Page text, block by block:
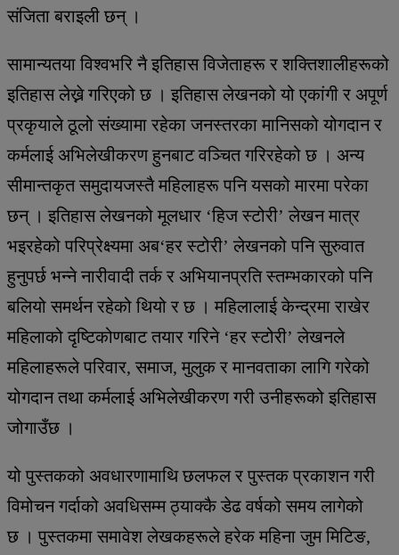
संजिता बराइली छन् ।
सामान्यतया विश्वभरि नै इतिहास विजेताहरू र शक्तिशालीहरूको
इतिहास लेख्ने गरिएको छ । इतिहास लेखनको यो एकांगी र अपूर्ण
प्रकृयाले ठूलो संख्यामा रहेका जनस्तरका मानिसको योगदान र
कर्मलाई अभिलेखीकरण हुनबाट वञ्चित गरिरहेको छ । अन्य
सीमान्तकृत समुदायजस्तै महिलाहरू पनि यसको मारमा परेका
छन् । इतिहास लेखनको मूलधार ‘हिज स्टोरी’ लेखन मात्र
भइरहेको परिप्रेक्ष्यमा अब‘हर स्टोरी’ लेखनको पनि सुरुवात
हुनुपर्छ भन्ने नारीवादी तर्क र अभियानप्रति स्तम्भकारको पनि
बलियो समर्थन रहेको थियो र छ । महिलालाई केन्द्रमा राखेर
महिलाको दृष्टिकोणबाट तयार गरिने ‘हर स्टोरी’ लेखनले
महिलाहरूले परिवार, समाज, मुलुक र मानवताका लागि गरेको
योगदान तथा कर्मलाई अभिलेखीकरण गरी उनीहरूको इतिहास
जोगाउँछ ।
यो पुस्तकको अवधारणामाथि छलफल र पुस्तक प्रकाशन गरी
विमोचन गर्दाको अवधिसम्म ठ्याक्कै डेढ वर्षको समय लागेको
छ । पुस्तकमा समावेश लेखकहरूले हरेक महिना जुम मिटिङ,